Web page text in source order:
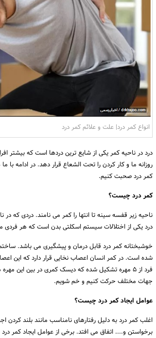
انواع کمر درد| علت و علائم کمر درد
درد در ناحیه کمر یکی از شایع ترین دردها است که بیشتر
روزانه ما و کار کردن را تحت الشعاع قرار دهد. در ادامه با ما
کمر درد صحبت کنیم.
کمر درد چیست؟
ناحیه زیر قفسه سینه تا انتها را کمر می نامند. دردی که
درد یکی از اختلالات سیستم اسکلتی بدن است که هر
خوشبختانه کمر درد قابل درمان و پیشگیری می باشد.
شده است. در کمر انسان اعصاب نخایی قرار دارد که این
فرد از 5 مهره تشکیل شده که دیسک کمری در بین این
جهات مختلف حرکت کنیم و خم شویم.
عوامل ایجاد کمر درد چیست؟
اغلب کمر درد به دلیل رفتارهای نامناسب مانند بلند
برخواستن و.... اتفاق می افتد. برخی از عوامل ایجاد کمر درد